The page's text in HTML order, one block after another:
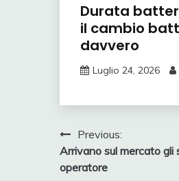
Durata
il cambio
davvero
Luglio 24, 2026
Navigazione
articoli
Previous:
Arrivano sul mercato
operatore